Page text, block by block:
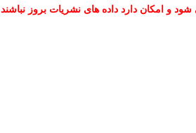
و امکان دارد داده های نشریات بروز نباشند